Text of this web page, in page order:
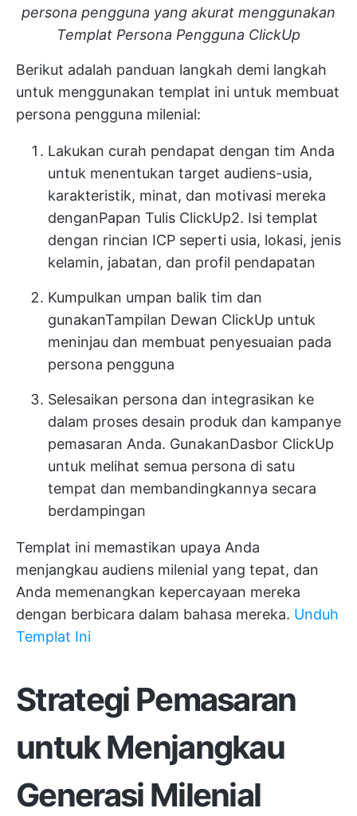
persona pengguna yang akurat menggunakan
Templat Persona Pengguna ClickUp
Berikut adalah panduan langkah demi langkah
untuk menggunakan templat ini untuk membuat
persona pengguna milenial:
Lakukan curah pendapat dengan tim Anda
untuk menentukan target audiens-usia,
karakteristik, minat, dan motivasi mereka
denganPapan Tulis ClickUp2. Isi templat
dengan rincian ICP seperti usia, lokasi, jenis
kelamin, jabatan, dan profil pendapatan
Kumpulkan umpan balik tim dan
gunakanTampilan Dewan ClickUp untuk
meninjau dan membuat penyesuaian pada
persona pengguna
Selesaikan persona dan integrasikan ke
dalam proses desain produk dan kampanye
pemasaran Anda. GunakanDasbor ClickUp
untuk melihat semua persona di satu
tempat dan membandingkannya secara
berdampingan
Templat ini memastikan upaya Anda
menjangkau audiens milenial yang tepat, dan
Anda memenangkan kepercayaan mereka
dengan berbicara dalam bahasa mereka. Unduh
Templat Ini
Strategi Pemasaran
untuk Menjangkau
Generasi Milenial